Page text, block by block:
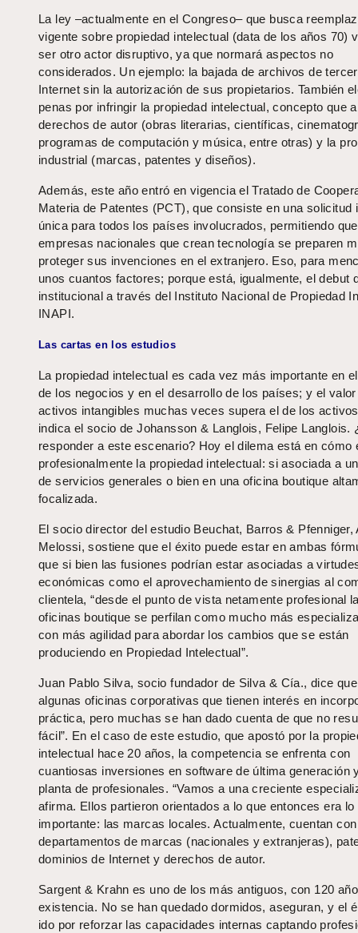
La ley –actualmente en el Congreso– que busca
vigente sobre propiedad intelectual (data de los años 70)
ser otro actor disruptivo, ya que normará aspectos no
considerados. Un ejemplo: la bajada de archivos de
Internet sin la autorización de sus propietarios. También
penas por infringir la propiedad intelectual, concepto que
derechos de autor (obras literarias, científicas,
programas de computación y música, entre otras) y la
industrial (marcas, patentes y diseños).
Además, este año entró en vigencia el Tratado de
Materia de Patentes (PCT), que consiste en una solicitud
única para todos los países involucrados, permitiendo
empresas nacionales que crean tecnología se preparen
proteger sus invenciones en el extranjero. Eso, para
unos cuantos factores; porque está, igualmente, el debut
institucional a través del Instituto Nacional de Propiedad
INAPI.
Las cartas en los estudios
La propiedad intelectual es cada vez más importante en
de los negocios y en el desarrollo de los países; y el
activos intangibles muchas veces supera el de los
indica el socio de Johansson & Langlois, Felipe Langlois.
responder a este escenario? Hoy el dilema está en cómo
profesionalmente la propiedad intelectual: si asociada a
de servicios generales o bien en una oficina boutique
focalizada.
El socio director del estudio Beuchat, Barros & Pfenniger,
Melossi, sostiene que el éxito puede estar en ambas
que si bien las fusiones podrían estar asociadas a
económicas como el aprovechamiento de sinergias al
clientela, “desde el punto de vista netamente profesional
oficinas boutique se perfilan como mucho más
con más agilidad para abordar los cambios que se están
produciendo en Propiedad Intelectual”.
Juan Pablo Silva, socio fundador de Silva & Cía., dice que
algunas oficinas corporativas que tienen interés en
práctica, pero muchas se han dado cuenta de que no
fácil”. En el caso de este estudio, que apostó por la
intelectual hace 20 años, la competencia se enfrenta con
cuantiosas inversiones en software de última generación
planta de profesionales. “Vamos a una creciente
afirma. Ellos partieron orientados a lo que entonces era lo
importante: las marcas locales. Actualmente, cuentan con
departamentos de marcas (nacionales y extranjeras),
dominios de Internet y derechos de autor.
Sargent & Krahn es uno de los más antiguos, con 120
existencia. No se han quedado dormidos, aseguran, y el
ido por reforzar las capacidades internas captando